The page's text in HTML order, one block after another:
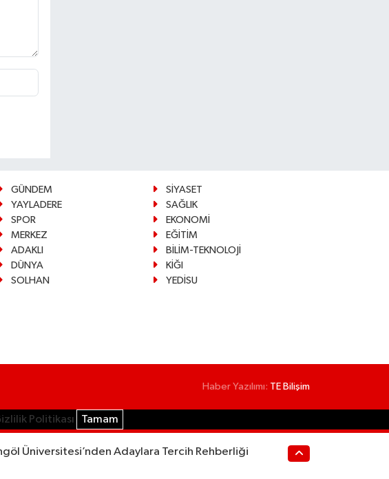
GÜNDEM
SİYASET
YAYLADERE
SAĞLIK
SPOR
EKONOMİ
MERKEZ
EĞİTİM
ADAKLI
BİLİM-TEKNOLOJİ
DÜNYA
KİĞI
SOLHAN
YEDİSU
Haber Yazılımı: TE Bilişim
Politikası Tamam
Üniversitesi’nden Adaylara Tercih Rehberliği